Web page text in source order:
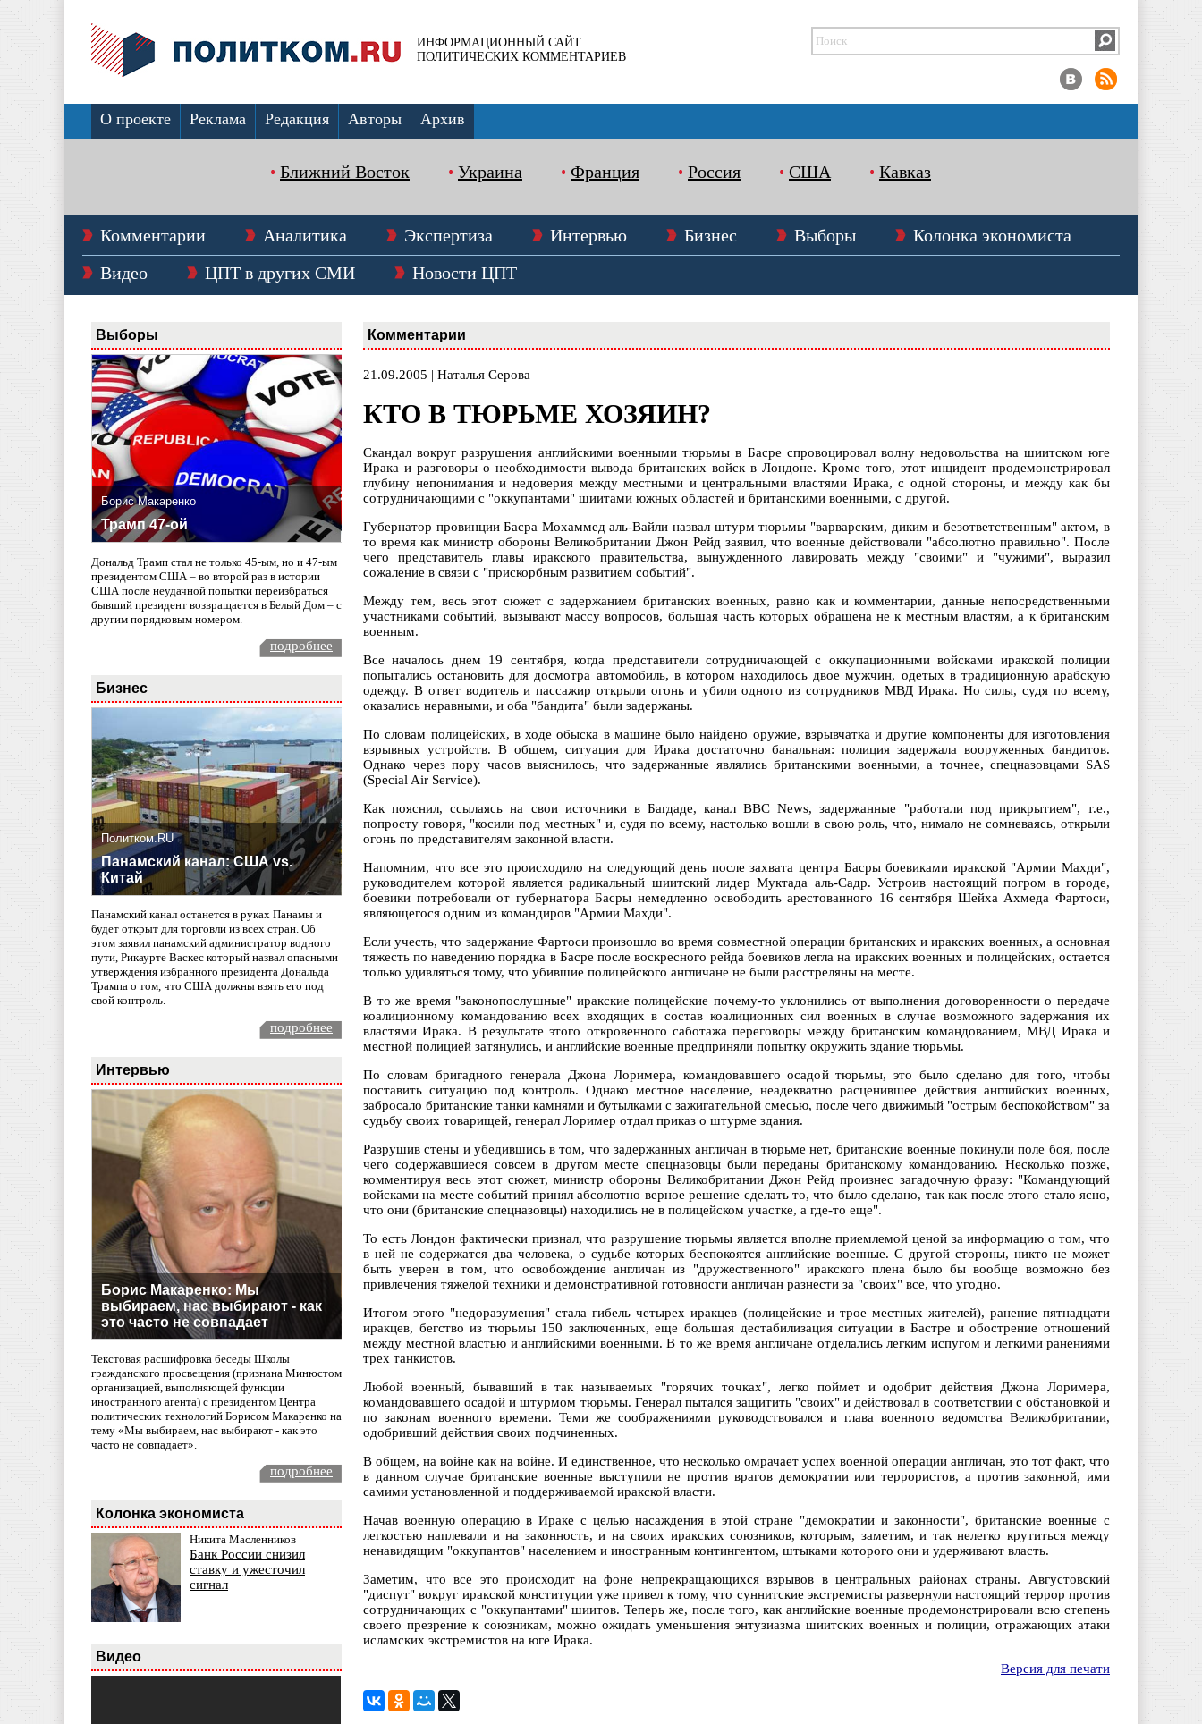
ИНФОРМАЦИОННЫЙ САЙТ
ПОЛИТИЧЕСКИХ КОММЕНТАРИЕВ
О проекте Реклама Редакция Авторы Архив
Ближний Восток Украина Франция Россия США Кавказ
Комментарии Аналитика Экспертиза Интервью Бизнес Выборы
Колонка экономиста
Видео
ЦПТ в других СМИ Новости ЦПТ
Выборы
Борис Макаренко
Трамп 47-ой
Дональд Трамп стал не только 45-ым, но и 47-ым
президентом США – во второй раз в истории
США после неудачной попытки переизбраться
бывший президент возвращается в Белый Дом – с
другим порядковым номером.
подробнее
Бизнес
Политком.RU
Панамский канал: США vs.
Китай
Панамский канал останется в руках Панамы и
будет открыт для торговли из всех стран. Об
этом заявил панамский администратор водного
пути, Рикаурте Васкес который назвал опасными
утверждения избранного президента Дональда
Трампа о том, что США должны взять его под
свой контроль.
подробнее
Интервью
Борис Макаренко: Мы
выбираем, нас выбирают - как
это часто не совпадает
Текстовая расшифровка беседы Школы
гражданского просвещения (признана Минюстом
организацией, выполняющей функции
иностранного агента) с президентом Центра
политических технологий Борисом Макаренко на
тему «Мы выбираем, нас выбирают - как это
часто не совпадает».
подробнее
Колонка экономиста
Никита Масленников
Банк России снизил
ставку и ужесточил
сигнал
Видео
Комментарии
21.09.2005 | Наталья Серова
КТО В ТЮРЬМЕ ХОЗЯИН?
Скандал вокруг разрушения английскими военными тюрьмы в Басре спровоцировал волну недовольства на шиитском юге
Ирака и разговоры о необходимости вывода британских войск в Лондоне. Кроме того, этот инцидент продемонстрировал
глубину непонимания и недоверия между местными и центральными властями Ирака, с одной стороны, и между как бы
сотрудничающими с "оккупантами" шиитами южных областей и британскими военными, с другой.
Губернатор провинции Басра Мохаммед аль-Вайли назвал штурм тюрьмы "варварским, диким и безответственным" актом, в
то время как министр обороны Великобритании Джон Рейд заявил, что военные действовали "абсолютно правильно". После
чего представитель главы иракского правительства, вынужденного лавировать между "своими" и "чужими", выразил
сожаление в связи с "прискорбным развитием событий".
Между тем, весь этот сюжет с задержанием британских военных, равно как и комментарии, данные непосредственными
участниками событий, вызывают массу вопросов, большая часть которых обращена не к местным властям, а к британским
военным.
Все началось днем 19 сентября, когда представители сотрудничающей с оккупационными войсками иракской полиции
попытались остановить для досмотра автомобиль, в котором находилось двое мужчин, одетых в традиционную арабскую
одежду. В ответ водитель и пассажир открыли огонь и убили одного из сотрудников МВД Ирака. Но силы, судя по всему,
оказались неравными, и оба "бандита" были задержаны.
По словам полицейских, в ходе обыска в машине было найдено оружие, взрывчатка и другие компоненты для изготовления
взрывных устройств. В общем, ситуация для Ирака достаточно банальная: полиция задержала вооруженных бандитов.
Однако через пору часов выяснилось, что задержанные являлись британскими военными, а точнее, спецназовцами SAS
(Special Air Service).
Как пояснил, ссылаясь на свои источники в Багдаде, канал BBC News, задержанные "работали под прикрытием", т.е.,
попросту говоря, "косили под местных" и, судя по всему, настолько вошли в свою роль, что, нимало не сомневаясь, открыли
огонь по представителям законной власти.
Напомним, что все это происходило на следующий день после захвата центра Басры боевиками иракской "Армии Махди",
руководителем которой является радикальный шиитский лидер Муктада аль-Садр. Устроив настоящий погром в городе,
боевики потребовали от губернатора Басры немедленно освободить арестованного 16 сентября Шейха Ахмеда Фартоси,
являющегося одним из командиров "Армии Махди".
Если учесть, что задержание Фартоси произошло во время совместной операции британских и иракских военных, а основная
тяжесть по наведению порядка в Басре после воскресного рейда боевиков легла на иракских военных и полицейских, остается
только удивляться тому, что убившие полицейского англичане не были расстреляны на месте.
В то же время "законопослушные" иракские полицейские почему-то уклонились от выполнения договоренности о передаче
коалиционному командованию всех входящих в состав коалиционных сил военных в случае возможного задержания их
властями Ирака. В результате этого откровенного саботажа переговоры между британским командованием, МВД Ирака и
местной полицией затянулись, и английские военные предприняли попытку окружить здание тюрьмы.
По словам бригадного генерала Джона Лоримера, командовавшего осадой тюрьмы, это было сделано для того, чтобы
поставить ситуацию под контроль. Однако местное население, неадекватно расценившее действия английских военных,
забросало британские танки камнями и бутылками с зажигательной смесью, после чего движимый "острым беспокойством" за
судьбу своих товарищей, генерал Лоример отдал приказ о штурме здания.
Разрушив стены и убедившись в том, что задержанных англичан в тюрьме нет, британские военные покинули поле боя, после
чего содержавшиеся совсем в другом месте спецназовцы были переданы британскому командованию. Несколько позже,
комментируя весь этот сюжет, министр обороны Великобритании Джон Рейд произнес загадочную фразу: "Командующий
войсками на месте событий принял абсолютно верное решение сделать то, что было сделано, так как после этого стало ясно,
что они (британские спецназовцы) находились не в полицейском участке, а где-то еще".
То есть Лондон фактически признал, что разрушение тюрьмы является вполне приемлемой ценой за информацию о том, что
в ней не содержатся два человека, о судьбе которых беспокоятся английские военные. С другой стороны, никто не может
быть уверен в том, что освобождение англичан из "дружественного" иракского плена было бы вообще возможно без
привлечения тяжелой техники и демонстративной готовности англичан разнести за "своих" все, что угодно.
Итогом этого "недоразумения" стала гибель четырех иракцев (полицейские и трое местных жителей), ранение пятнадцати
иракцев, бегство из тюрьмы 150 заключенных, еще большая дестабилизация ситуации в Бастре и обострение отношений
между местной властью и английскими военными. В то же время англичане отделались легким испугом и легкими ранениями
трех танкистов.
Любой военный, бывавший в так называемых "горячих точках", легко поймет и одобрит действия Джона Лоримера,
командовавшего осадой и штурмом тюрьмы. Генерал пытался защитить "своих" и действовал в соответствии с обстановкой и
по законам военного времени. Теми же соображениями руководствовался и глава военного ведомства Великобритании,
одобривший действия своих подчиненных.
В общем, на войне как на войне. И единственное, что несколько омрачает успех военной операции англичан, это тот факт, что
в данном случае британские военные выступили не против врагов демократии или террористов, а против законной, ими
самими установленной и поддерживаемой иракской власти.
Начав военную операцию в Ираке с целью насаждения в этой стране "демократии и законности", британские военные с
легкостью наплевали и на законность, и на своих иракских союзников, которым, заметим, и так нелегко крутиться между
ненавидящим "оккупантов" населением и иностранным контингентом, штыками которого они и удерживают власть.
Заметим, что все это происходит на фоне непрекращающихся взрывов в центральных районах страны. Августовский
"диспут" вокруг иракской конституции уже привел к тому, что суннитские экстремисты развернули настоящий террор против
сотрудничающих с "оккупантами" шиитов. Теперь же, после того, как английские военные продемонстрировали всю степень
своего презрение к союзникам, можно ожидать уменьшения энтузиазма шиитских военных и полиции, отражающих атаки
исламских экстремистов на юге Ирака.
Версия для печати